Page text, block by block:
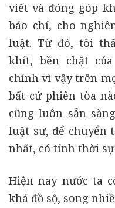
viết và đóng góp
báo chí, cho
luật. Từ đó, tôi
khít, bền chặt
chính vì vậy trên
bất cứ phiên tòa
cũng luôn sẵn
luật sư, để chuyển
nhất, có tính thời
Hiện nay nước ta
khá đồ sộ, song